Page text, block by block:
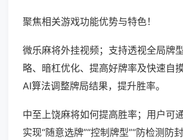
聚焦相关游戏功能优势与特色！
微乐麻将外挂视频；支持透视全局牌
略、暗杠优化、提高好牌率及快速自
AI算法调整牌局结果，提升胜率。
中至上饶麻将如何提高胜率；用户可
实现“随意选牌”“控制牌型”“防检测防